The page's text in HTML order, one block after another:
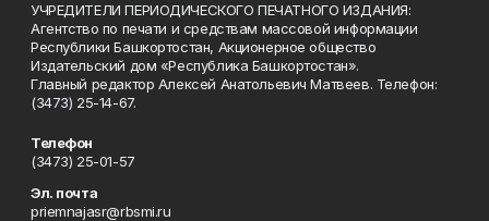
УЧРЕДИТЕЛИ ПЕРИОДИЧЕСКОГО ПЕЧАТНОГО ИЗДАНИЯ:
Агентство по печати и средствам массовой информации
Республики Башкортостан, Акционерное общество
Издательский дом «Республика Башкортостан».
Главный редактор Алексей Анатольевич Матвеев. Телефон:
(3473) 25-14-67.
Телефон
(3473) 25-01-57
Эл. почта
priemnajasr@rbsmi.ru